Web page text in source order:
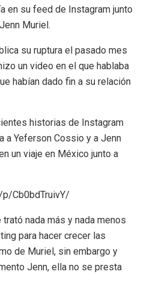
en su feed de Instagram junto
Muriel.
su ruptura el pasado mes
un video en el que hablaba
habían dado fin a su relación
historias de Instagram
a Yeferson Cossio y a Jenn
un viaje en México junto a
Cb0bdTruivY/
nada más y nada menos
para hacer crecer las
de Muriel, sin embargo y
Jenn, ella no se presta